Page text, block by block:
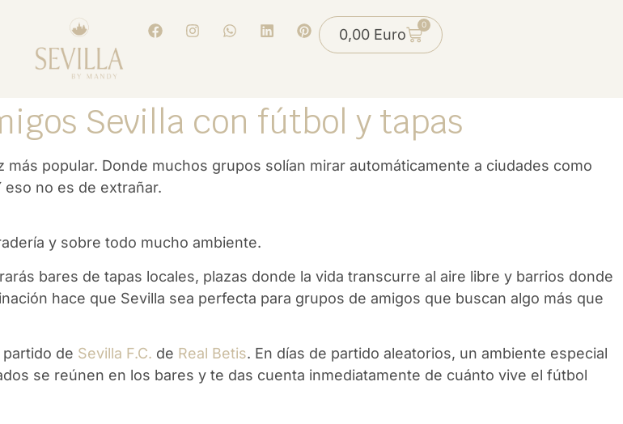
0,00 Euro
0
Sevilla con fútbol y tapas
popular. Donde muchos grupos solían mirar automáticamente a ciudades como
eso no es de extrañar.
y sobre todo mucho ambiente.
bares de tapas locales, plazas donde la vida transcurre al aire libre y barrios donde
hace que Sevilla sea perfecta para grupos de amigos que buscan algo más que
de Sevilla F.C. de Real Betis. En días de partido aleatorios, un ambiente especial
se reúnen en los bares y te das cuenta inmediatamente de cuánto vive el fútbol